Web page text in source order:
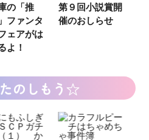
の「推
ファンタ
ェアがは
よ！
第９回小説賞開
催のおしらせ
のしもう☆